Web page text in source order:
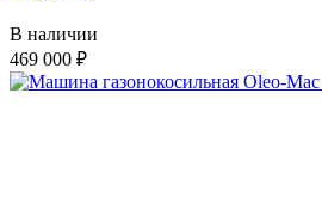
В наличии
469 000